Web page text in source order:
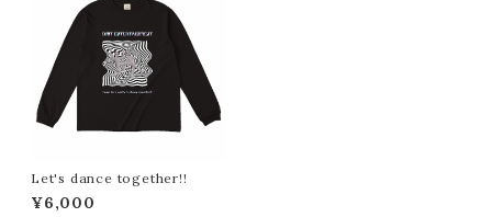
Let's dance together!!
¥6,000